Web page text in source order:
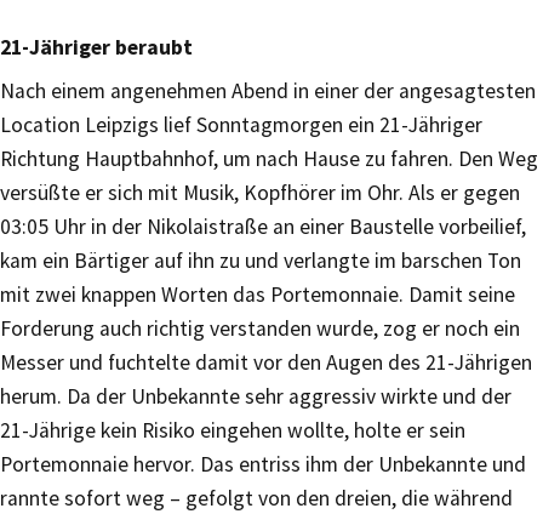
21-Jähriger beraubt
Nach einem angenehmen Abend in einer der angesagtesten
Location Leipzigs lief Sonntagmorgen ein 21-Jähriger
Richtung Hauptbahnhof, um nach Hause zu fahren. Den Weg
versüßte er sich mit Musik, Kopfhörer im Ohr. Als er gegen
03:05 Uhr in der Nikolaistraße an einer Baustelle vorbeilief,
kam ein Bärtiger auf ihn zu und verlangte im barschen Ton
mit zwei knappen Worten das Portemonnaie. Damit seine
Forderung auch richtig verstanden wurde, zog er noch ein
Messer und fuchtelte damit vor den Augen des 21-Jährigen
herum. Da der Unbekannte sehr aggressiv wirkte und der
21-Jährige kein Risiko eingehen wollte, holte er sein
Portemonnaie hervor. Das entriss ihm der Unbekannte und
rannte sofort weg – gefolgt von den dreien, die während